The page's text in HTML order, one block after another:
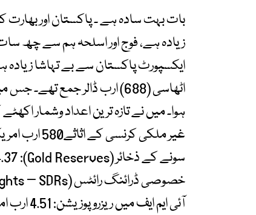
بات بہت سادہ ہے ۔ پاکستان اور بھارت
زیادہ ہے، فوج اور اسلحہ ہم سے چھ
ایکسپورٹ پاکستان سے بے تہاشا
اٹھاسی (688) ارب ڈالر جمع
ہوا۔ میں نے تازہ ترین اعداد وشمار
غیر ملکی کرنسی کے اثاثے580 ارب امریکی ڈالر
سونے کے ذخائر (Gold Reserves): 84.37 ارب امریکی ڈالر
خصوصی ڈرائنگ رائٹس (Special Drawing Rights – SDRs): 18.59 ارب امریکی ڈالر
آئی ایم ایف میں ریزرو پوزیشن: 4.51 ارب امریکی ڈالر